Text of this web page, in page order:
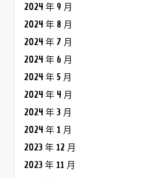
2024 年 9 月
2024 年 8 月
2024 年 7 月
2024 年 6 月
2024 年 5 月
2024 年 4 月
2024 年 3 月
2024 年 1 月
2023 年 12 月
2023 年 11 月